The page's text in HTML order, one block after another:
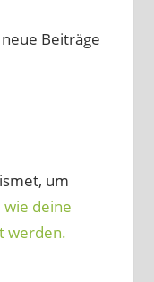
Beiträge
um
wie deine
werden.